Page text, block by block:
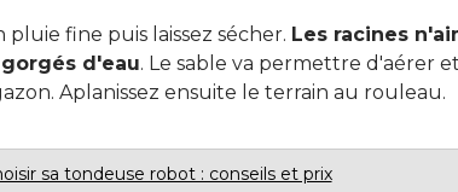
fine puis laissez sécher. Les racines
d'eau. Le sable va permettre d'aérer
Aplanissez ensuite le terrain au rouleau.
sa tondeuse robot : conseils et prix